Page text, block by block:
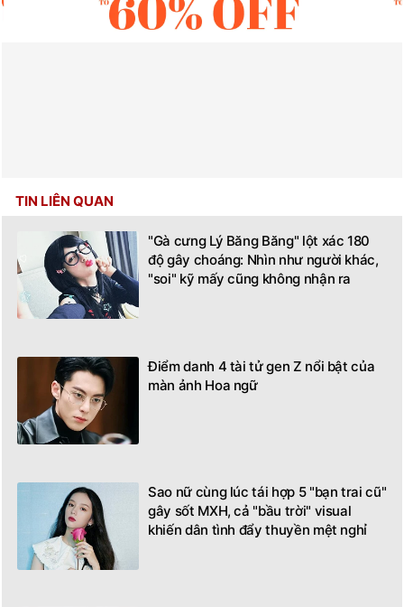
TIN LIÊN QUAN
"Gà cưng Lý Băng Băng" lột xác 180
độ gây choáng: Nhìn như người khác,
"soi" kỹ mấy cũng không nhận ra
Điểm danh 4 tài tử gen Z nổi bật của
màn ảnh Hoa ngữ
Sao nữ cùng lúc tái hợp 5 "bạn trai cũ"
gây sốt MXH, cả "bầu trời" visual
khiến dân tình đẩy thuyền mệt nghỉ